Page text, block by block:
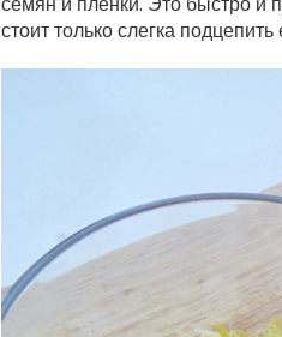
стоит только слегка